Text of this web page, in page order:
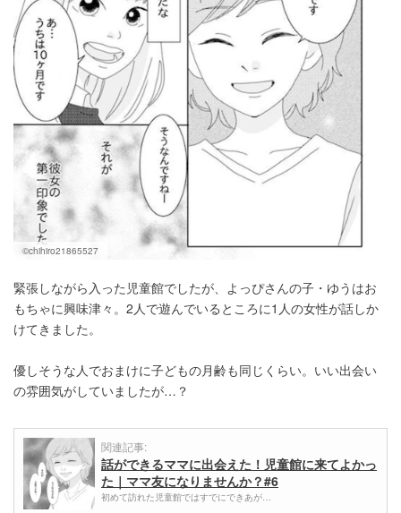
©chihiro21865527
緊張しながら入った児童館でしたが、よっぴさんの子・ゆうはお
もちゃに興味津々。2人で遊んでいるところに1人の女性が話しか
けてきました。
優しそうな人でおまけに子どもの月齢も同じくらい。いい出会い
の雰囲気がしていましたが…？
関連記事:
話ができるママに出会えた！児童館に来てよかっ
た｜ママ友になりませんか？#6
初めて訪れた児童館ではすでにできあが…